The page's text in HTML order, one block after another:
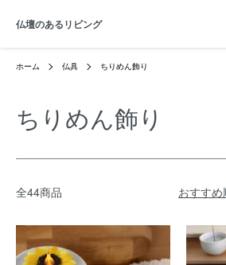
仏壇のあるリビング
ホーム 仏具 ちりめん飾り
ちりめん飾り
全44商品 おすすめ